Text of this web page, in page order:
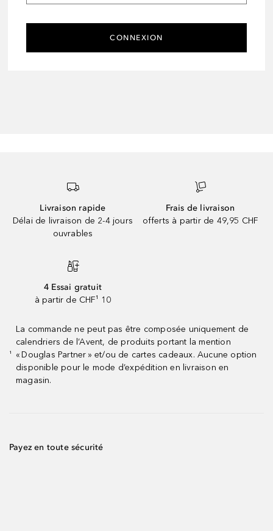
CONNEXION
Livraison rapide
Délai de livraison de 2-4 jours
ouvrables
Frais de livraison
offerts à partir de 49,95 CHF
4 Essai gratuit
à partir de CHF¹ 10
¹
La commande ne peut pas être composée uniquement de
calendriers de l’Avent, de produits portant la mention
« Douglas Partner » et/ou de cartes cadeaux. Aucune option
disponible pour le mode d’expédition en livraison en
magasin.
Payez en toute sécurité